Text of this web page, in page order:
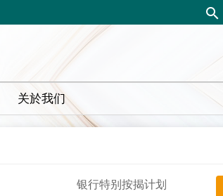
关於我们
银行特别按揭计划